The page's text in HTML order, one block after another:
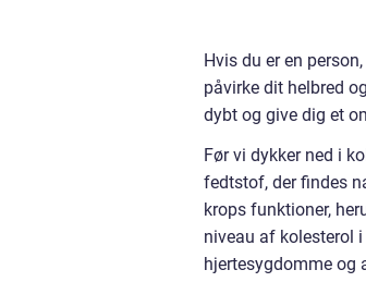
Hvis du er en
påvirke dit helbred
dybt og give dig et
Før vi dykker ned i
fedtstof, der findes
krops funktioner,
niveau af kolesterol
hjertesygdomme og